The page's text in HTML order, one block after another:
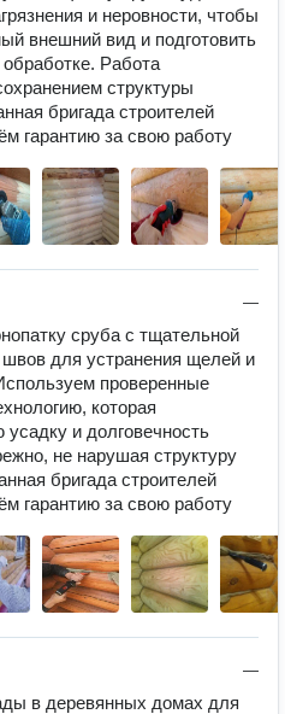
и неровности, чтобы
внешний вид и подготовить
Работа
структуры
бригада строителей
гарантию за свою работу
—
сруба с тщательной
для устранения щелей и
проверенные
которая
и долговечность
не нарушая структуру
бригада строителей
гарантию за свою работу
—
в деревянных домах для